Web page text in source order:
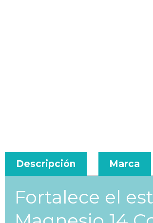
Descripción Marca
Fortalece el